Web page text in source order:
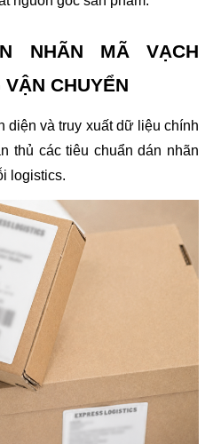
NHÃN MÃ VẠCH
VẬN CHUYỂN
diện và truy xuất dữ liệu chính
thủ các tiêu chuẩn dán nhãn
logistics.